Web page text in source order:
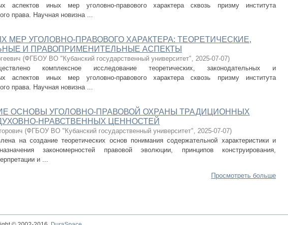
аспектов иных мер уголовно-правового характера сквозь призму института
права. Научная новизна ...
МЕР УГОЛОВНО-ПРАВОВОГО ХАРАКТЕРА: ТЕОРЕТИЧЕСКИЕ,
И ПРАВОПРИМЕНИТЕЛЬНЫЕ АСПЕКТЫ
(ФГБОУ ВО "Кубанский государственный университет", 2025-07-07)
комплексное исследование теоретических, законодательных и
аспектов иных мер уголовно-правового характера сквозь призму института
права. Научная новизна ...
ОСНОВЫ УГОЛОВНО-ПРАВОВОЙ ОХРАНЫ ТРАДИЦИОННЫХ
НРАВСТВЕННЫХ ЦЕННОСТЕЙ
(ФГБОУ ВО "Кубанский государственный университет", 2025-07-07)
на создание теоретических основ понимания содержательной характеристики и
закономерностей правовой эволюции, принципов конструирования,
и ...
Просмотреть больше